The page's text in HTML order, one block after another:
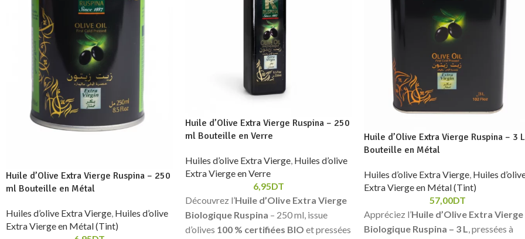
Huile d’Olive Extra Vierge Ruspina – 250
ml Bouteille en Métal
Huiles d’olive Extra Vierge Huiles d’olive
Extra Vierge en Métal (Tint)
Huile d’Olive Extra Vierge Ruspina – 250
ml Bouteille en Verre
Huiles d’olive Extra Vierge, Huiles d’olive
Extra Vierge en Verre
6,95DT
Découvrez l’Huile d’Olive Extra Vierge
Biologique Ruspina – 250 ml, issue
d’olives 100 % certifiées BIO et pressées
Huile d’Olive Extra Vierge Ruspina – 3 L
Bouteille en Métal
Huiles d’olive Extra Vierge, Huiles
Extra Vierge en Métal (Tint)
57,00DT
Appréciez l’Huile d’Olive Extra Vierge
Biologique Ruspina – 3 L, pressées à